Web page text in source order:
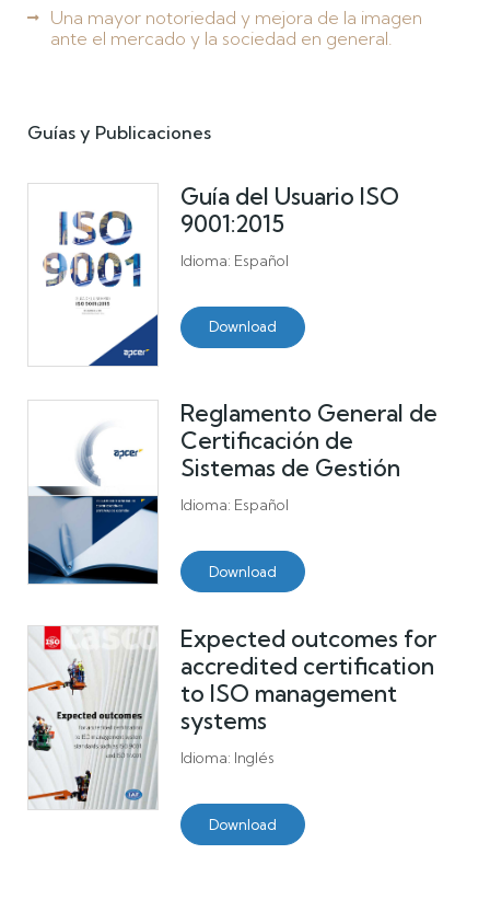
Una mayor notoriedad y mejora de la imagen
ante el mercado y la sociedad en general.
Guías y Publicaciones
Guía del Usuario ISO
9001:2015
Idioma: Español
Download
Reglamento General de
Certificación de
Sistemas de Gestión
Idioma: Español
Download
Expected outcomes for
accredited certification
to ISO management
systems
Idioma: Inglés
Download